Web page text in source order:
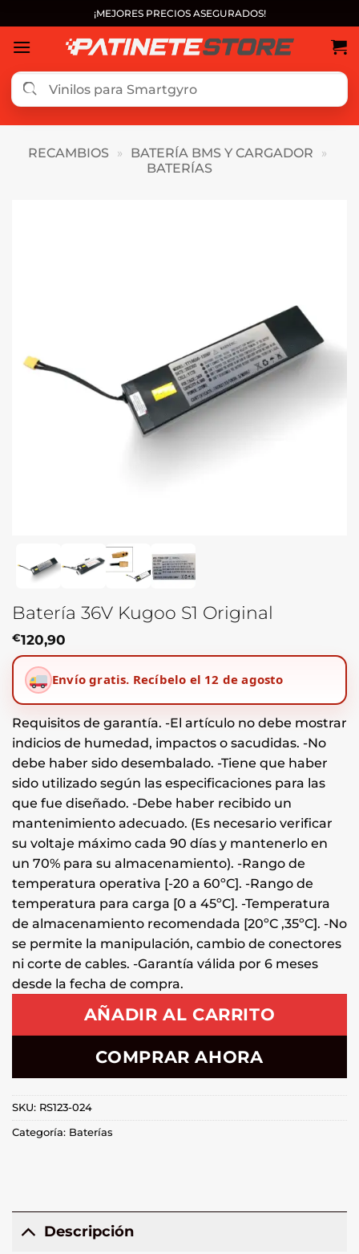
al
contenido
¡MEJORES PRECIOS ASEGURADOS!
RECAMBIOS » BATERÍA BMS Y CARGADOR
»
BATERÍAS
Batería 36V Kugoo S1 Original
€120,90
Envío gratis. Recíbelo el 12 de agosto
Requisitos de garantía. -El artículo no debe mostrar
indicios de humedad, impactos o sacudidas. -No
debe haber sido desembalado. -Tiene que haber
sido utilizado según las especificaciones para las
que fue diseñado. -Debe haber recibido un
mantenimiento adecuado. (Es necesario verificar
su voltaje máximo cada 90 días y mantenerlo en
un 70% para su almacenamiento). -Rango de
temperatura operativa [-20 a 60ºC]. -Rango de
temperatura para carga [0 a 45ºC]. -Temperatura
de almacenamiento recomendada [20ºC ,35ºC]. -No
se permite la manipulación, cambio de conectores
ni corte de cables. -Garantía válida por 6 meses
desde la fecha de compra.
AÑADIR AL CARRITO
COMPRAR AHORA
SKU: RS123-024
Categoría: Baterías
Descripción